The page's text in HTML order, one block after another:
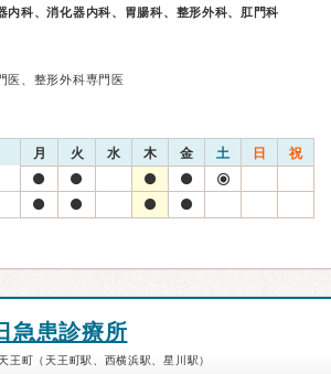
内科、消化器内科、胃腸科、整形外科、肛門科
医、整形外科専門医
月 火 水 木 金 土 日 祝
急患診療所
王町（天王町駅、西横浜駅、星川駅）